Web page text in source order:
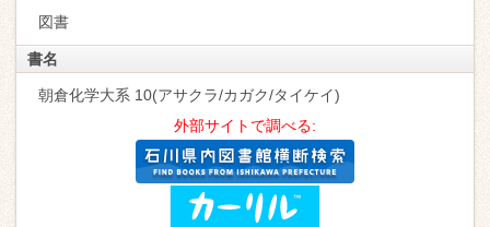
図書
書名
朝倉化学大系 10(アサクラ/カガク/タイケイ)
外部サイトで調べる: